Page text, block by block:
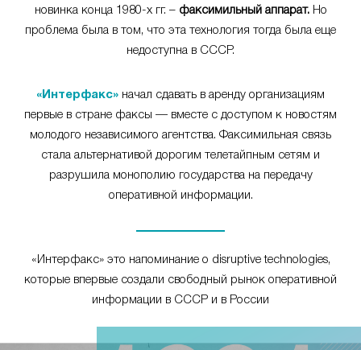
новинка конца 1980-х гг. – факсимильный аппарат.Но
проблема была в том, что эта технология тогда была еще
недоступна в СССР.
«Интерфакс» начал сдавать в аренду организациям
первые в стране факсы — вместе с доступом к новостям
молодого независимого агентства. Факсимильная связь
стала альтернативой дорогим телетайпным сетям и
разрушила монополию государства на передачу
оперативной информации.
«Интерфакс» это напоминание о disruptive technologies,
которые впервые создали свободный рынок оперативной
информации в СССР и в России